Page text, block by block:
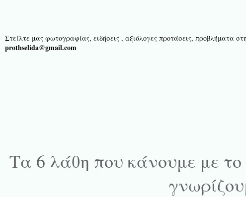
Στείλτε μας φωτογραφίας, ειδήσεις , αξιόλογες προτάσεις, προβλήματα
prothselida@gmail.com
Τα 6 λάθη που κάνουμε με το